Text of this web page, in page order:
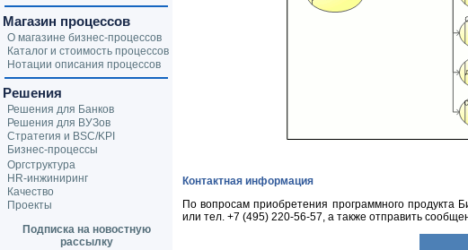
Контактная информация
По вопросам приобретения программного продукта
или тел. +7 (495) 220-56-57, а также отправить
Магазин процессов
О магазине бизнес-процессов
Каталог и стоимость процессов
Нотации описания процессов
Решения
Решения для Банков
Решения для ВУЗов
Стратегия и BSC/KPI
Бизнес-процессы
Оргструктура
HR-инжиниринг
Качество
Проекты
Подписка на новостную
рассылку